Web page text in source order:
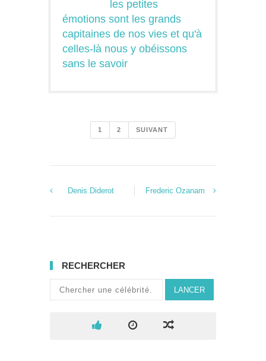
les petites
émotions sont les grands
capitaines de nos vies et qu'à
celles-là nous y obéissons
sans le savoir
1 2 SUIVANT
Denis Diderot Frederic Ozanam
RECHERCHER
LANCER